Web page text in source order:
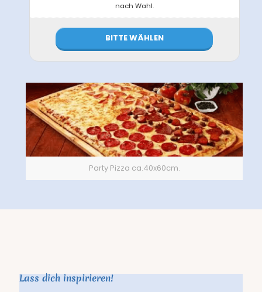
nach Wahl.
BITTE WÄHLEN
Party Pizza ca.40x60cm.
Lass dich inspirieren!